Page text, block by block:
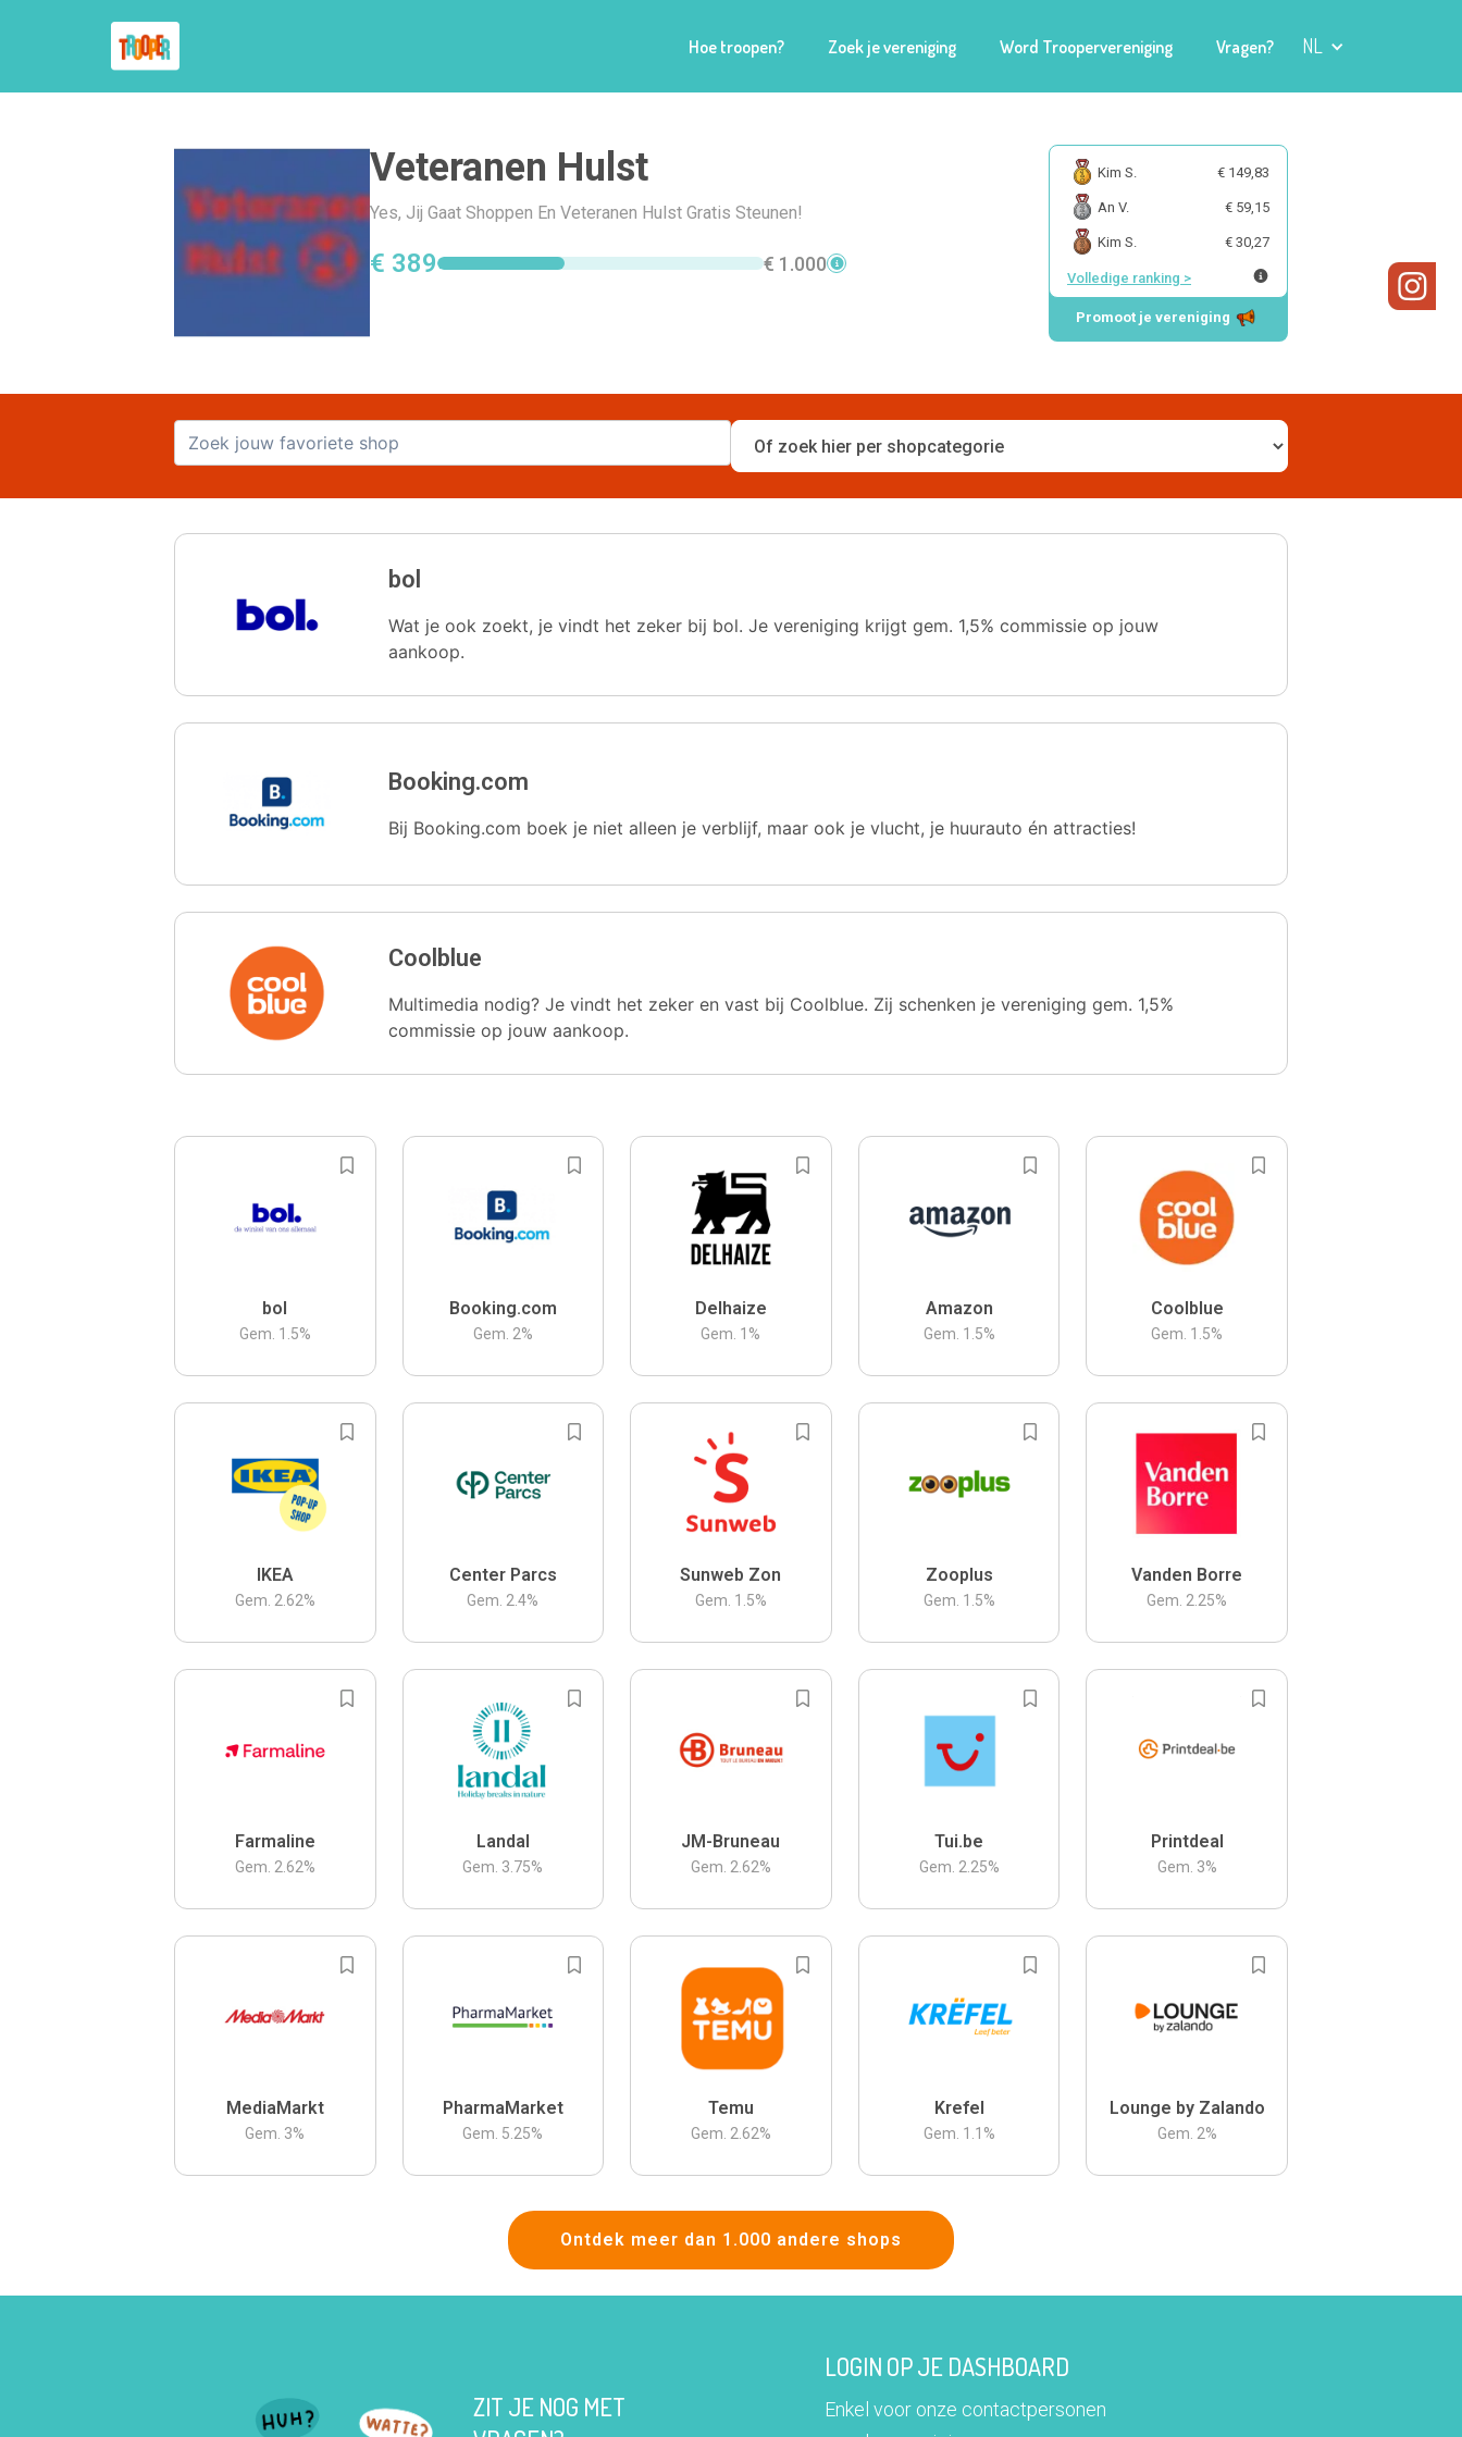
Hoe troopen? Zoek je vereniging Word Troopervereniging Vragen? NL
Veteranen Hulst
Yes, Jij Gaat Shoppen En Veteranen Hulst Gratis Steunen!
€ 389 € 1.000
Kim S. € 149,83
An V. € 59,15
Kim S. € 30,27
Volledige ranking >
Promoot je vereniging
bol
Wat je ook zoekt, je vindt het zeker bij bol. Je vereniging krijgt gem. 1,5% commissie op jouw
aankoop.
Booking.com
Bij Booking.com boek je niet alleen je verblijf, maar ook je vlucht, je huurauto én attracties!
Coolblue
Multimedia nodig? Je vindt het zeker en vast bij Coolblue. Zij schenken je vereniging gem. 1,5%
commissie op jouw aankoop.
bol
Gem. 1.5%
Booking.com
Gem. 2%
Delhaize
Gem. 1 %
Amazon
Gem. 1.5%
Coolblue
Gem. 1.5%
IKEA
Gem. 2.62%
Center Parcs
Gem. 2.4%
Sunweb Zon
Gem. 1.5%
Zooplus
Gem. 1.5%
Vanden Borre
Gem. 2.25%
Farmaline
Gem. 2.62%
Landal
Gem. 3.75%
JM-Bruneau
Gem. 2.62%
Tui.be
Gem. 2.25%
Printdeal
Gem. 3%
MediaMarkt
Gem. 3%
PharmaMarket
Gem. 5.25%
Temu
Gem. 2.62%
Krefel
Gem. 1.1 %
Lounge by Zalando
Gem. 2%
Ontdek meer dan 1.000 andere shops
ZIT JE NOG MET
LOGIN OP JE DASHBOARD
Enkel voor onze contactpersonen